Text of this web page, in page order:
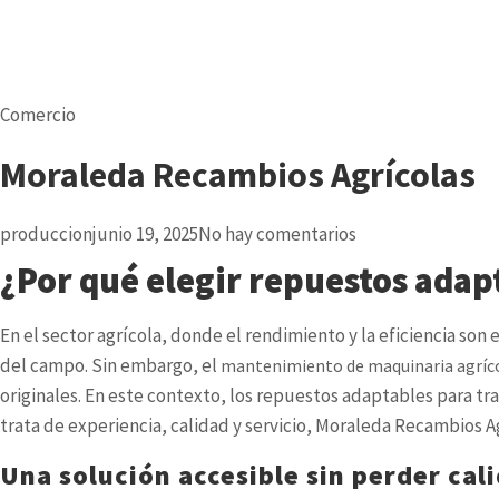
Comercio
Moraleda Recambios Agrícolas
produccionjunio 19, 2025No hay comentarios
¿Por qué elegir repuestos
En el sector agrícola, donde el rendimiento y la eficiencia
del campo. Sin embargo, el mantenimiento de maquinaria
originales. En este contexto, los repuestos adaptables para
trata de experiencia, calidad y servicio, Moraleda Recambios
Una solución accesible sin perder